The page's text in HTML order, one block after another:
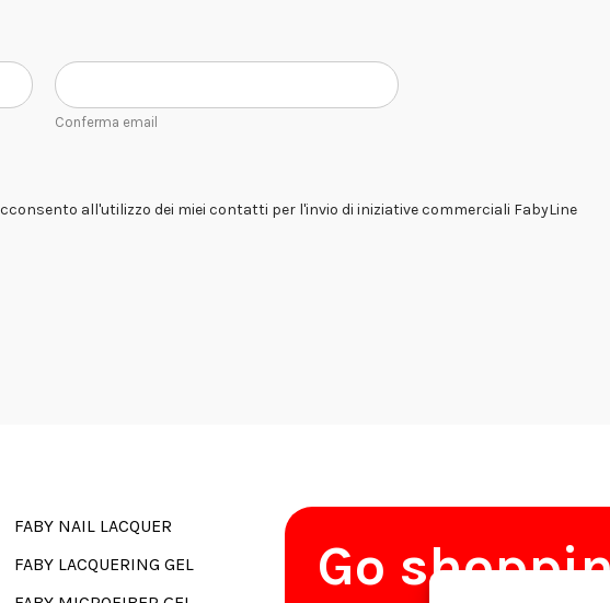
Conferma email
all'utilizzo dei miei contatti per l'invio di iniziative commerciali FabyLine
FABY NAIL LACQUER
FABY LACQUERING GEL
Go